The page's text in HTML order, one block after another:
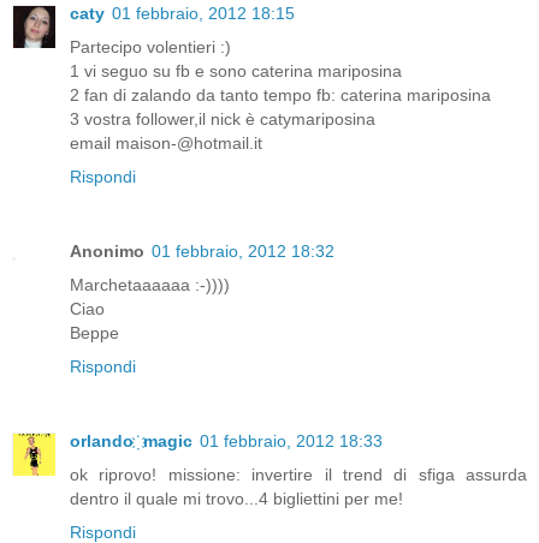
caty 01 febbraio, 2012 18:15
Partecipo volentieri :)
1 vi seguo su fb e sono caterina mariposina
2 fan di zalando da tanto tempo fb: caterina mariposina
3 vostra follower,il nick è catymariposina
email maison-@hotmail.it
Rispondi
Anonimo 01 febbraio, 2012 18:32
Marchetaaaaaa :-))))
Ciao
Beppe
Rispondi
orlando ҉ magic 01 febbraio, 2012 18:33
ok riprovo! missione: invertire il trend di sfiga assurda
dentro il quale mi trovo...4 bigliettini per me!
Rispondi